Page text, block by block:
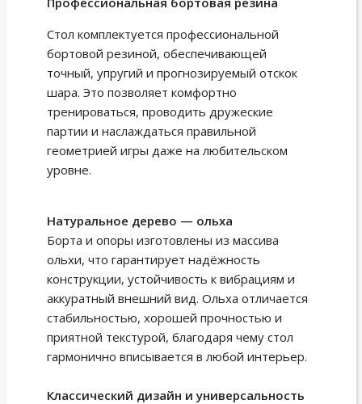
Стол комплектуется профессиональной
бортовой резиной, обеспечивающей
точный, упругий и прогнозируемый отскок
шара. Это позволяет комфортно
тренироваться, проводить дружеские
партии и наслаждаться правильной
геометрией игры даже на любительском
уровне.
Натуральное дерево — ольха
Борта и опоры изготовлены из массива
ольхи, что гарантирует надёжность
конструкции, устойчивость к вибрациям и
аккуратный внешний вид. Ольха отличается
стабильностью, хорошей прочностью и
приятной текстурой, благодаря чему стол
гармонично вписывается в любой интерьер.
Классический дизайн и универсальность